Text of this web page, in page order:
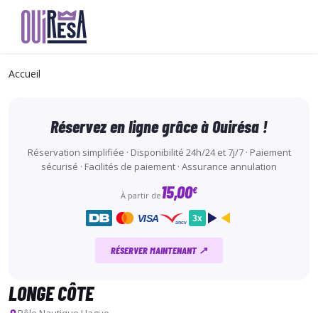
contenu
Accueil
LONGE CÔTE
Réservez en ligne grâce à Ouirésa !
Réservation simplifiée · Disponibilité 24h/24 et 7j/7 · Paiement
sécurisé · Facilités de paiement · Assurance annulation
À partir de15,00€
VISA ancv 3x
RÉSERVER MAINTENANT ↗